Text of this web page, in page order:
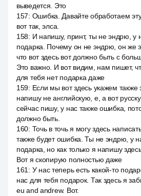
выведется. Это
157: Ошибка. Давайте обработаем
вот так, элса.
158: И напишу, принт, ты не эндрю, у
подарка. Почему он не эндрю, он же
что вот здесь вот должно быть с
Это важно. И вот видим, нам пишет,
для тебя нет подарка даже
159: Если мы вот здесь укажем также
напишу не английскую, е, а вот
сейчас пишу, у нас также ошибка,
должно быть.
160: Точь в точь я могу здесь
также будет ошибка. Ты не эндрю, у
подарка, но как только я напишу
Вот я скопирую полностью даже
161 : У нас теперь есть какой-то
нас для тебя подарок. Так здесь я
eu and andrew. Вот.